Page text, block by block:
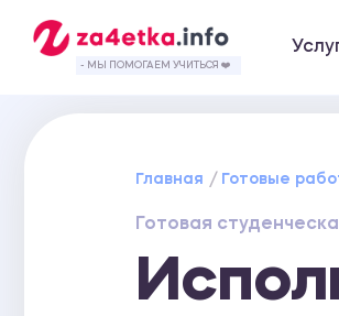
- МЫ ПОМОГАЕМ УЧИТЬСЯ ❤️
Главная Готовые
Готовая